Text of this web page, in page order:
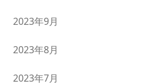
2023年9月
2023年8月
2023年7月